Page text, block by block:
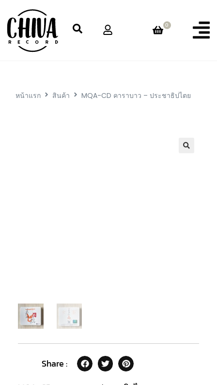
0
หน้าแรก สินค้า MQA-CD คาราบาว – ประชาธิปไตย
Share :